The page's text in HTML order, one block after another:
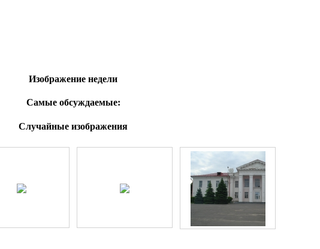
Изображение недели
Самые обсуждаемые:
Случайные изображения